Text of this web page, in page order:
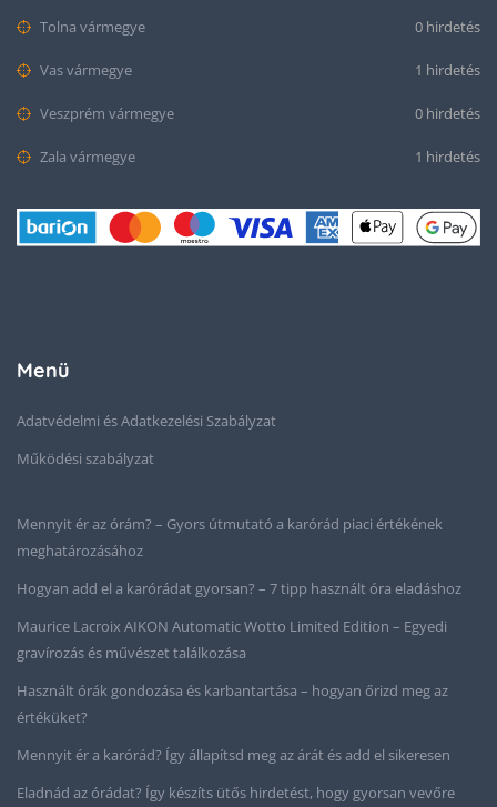
Tolna vármegye 0 hirdetés
Vas vármegye 1 hirdetés
Veszprém vármegye 0 hirdetés
Zala vármegye 1 hirdetés
Menü
Adatvédelmi és Adatkezelési Szabályzat
Működési szabályzat
Mennyit ér az órám? – Gyors útmutató a karórád piaci értékének
meghatározásához
Hogyan add el a karórádat gyorsan? – 7 tipp használt óra eladáshoz
Maurice Lacroix AIKON Automatic Wotto Limited Edition – Egyedi
gravírozás és művészet találkozása
Használt órák gondozása és karbantartása – hogyan őrizd meg az
értéküket?
Mennyit ér a karórád? Így állapítsd meg az árát és add el sikeresen
Eladnád az órádat? Így készíts ütős hirdetést, hogy gyorsan vevőre